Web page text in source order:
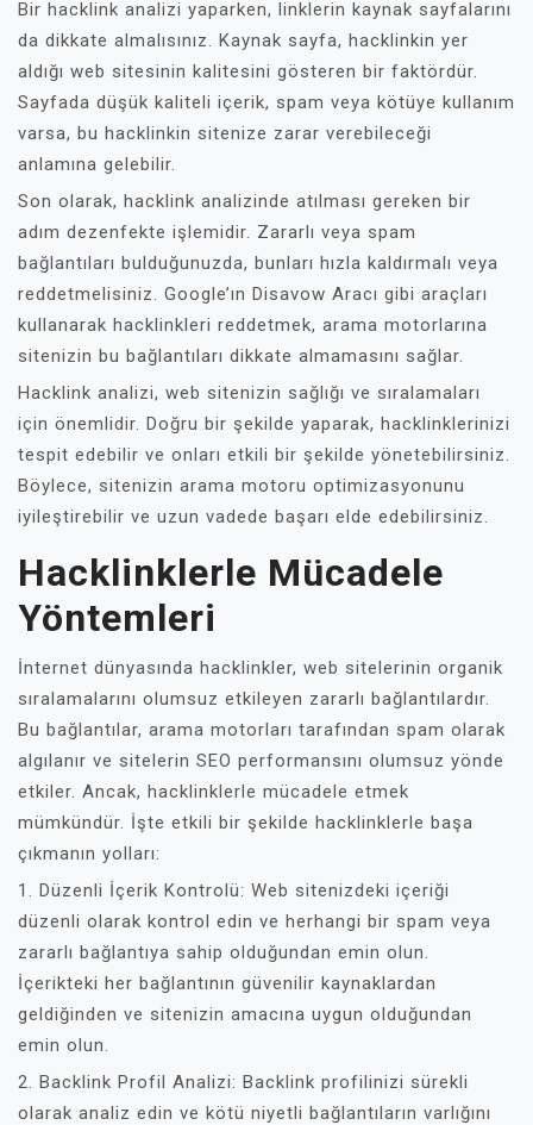
Bir hacklink analizi yaparken, linklerin kaynak sayfalarını
da dikkate almalısınız. Kaynak sayfa, hacklinkin yer
aldığı web sitesinin kalitesini gösteren bir faktördür.
Sayfada düşük kaliteli içerik, spam veya kötüye kullanım
varsa, bu hacklinkin sitenize zarar verebileceği
anlamına gelebilir.
Son olarak, hacklink analizinde atılması gereken bir
adım dezenfekte işlemidir. Zararlı veya spam
bağlantıları bulduğunuzda, bunları hızla kaldırmalı veya
reddetmelisiniz. Google’ın Disavow Aracı gibi araçları
kullanarak hacklinkleri reddetmek, arama motorlarına
sitenizin bu bağlantıları dikkate almamasını sağlar.
Hacklink analizi, web sitenizin sağlığı ve sıralamaları
için önemlidir. Doğru bir şekilde yaparak, hacklinklerinizi
tespit edebilir ve onları etkili bir şekilde yönetebilirsiniz.
Böylece, sitenizin arama motoru optimizasyonunu
iyileştirebilir ve uzun vadede başarı elde edebilirsiniz.
Hacklinklerle Mücadele
Yöntemleri
İnternet dünyasında hacklinkler, web sitelerinin organik
sıralamalarını olumsuz etkileyen zararlı bağlantılardır.
Bu bağlantılar, arama motorları tarafından spam olarak
algılanır ve sitelerin SEO performansını olumsuz yönde
etkiler. Ancak, hacklinklerle mücadele etmek
mümkündür. İşte etkili bir şekilde hacklinklerle başa
çıkmanın yolları:
1. Düzenli İçerik Kontrolü: Web sitenizdeki içeriği
düzenli olarak kontrol edin ve herhangi bir spam veya
zararlı bağlantıya sahip olduğundan emin olun.
İçerikteki her bağlantının güvenilir kaynaklardan
geldiğinden ve sitenizin amacına uygun olduğundan
emin olun.
2. Backlink Profil Analizi: Backlink profilinizi sürekli
olarak analiz edin ve kötü niyetli bağlantıların varlığını